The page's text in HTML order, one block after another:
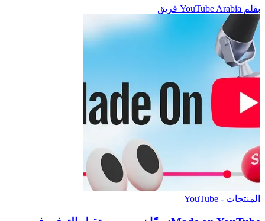
بقلم YouTube Arabia فريق
المنتجات - YouTube